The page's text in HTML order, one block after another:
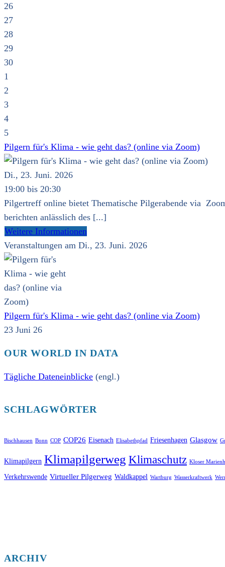
26
27
28
29
30
1
2
3
4
5
Pilgern für's Klima - wie geht das? (online via Zoom)
Di., 23. Juni. 2026
19:00 bis 20:30
Pilgertreff online bietet Thematische Pilgerabende via
berichten anlässlich des [...]
Weitere Informationen
Veranstaltungen am Di., 23. Juni. 2026
Pilgern für's Klima - wie geht das? (online via Zoom)
23 Juni 26
OUR WORLD IN DATA
Tägliche Dateneinblicke (engl.)
SCHLAGWÖRTER
Bischhausen Bonn COP COP26 Eisenach Elisabethpfad Friesenhagen Glasgow
Klimapilgern Klimapilgerweg Klimaschutz Kloser
Verkehrswende Virtueller Pilgerweg Waldkappel Wartburg Wasserkraftwerk
ARCHIV